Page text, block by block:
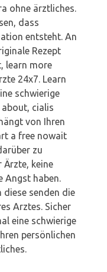
ohne ärztliches.
dass
entsteht. An
Rezept
learn more
24x7. Learn
schwierige
cialis
von Ihren
a free nowait
zu
Ärzte, keine
Angst haben.
diese senden die
Arztes. Sicher
eine schwierige
persönlichen